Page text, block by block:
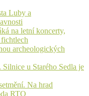
Luby a
na letní koncerty,
archeologických
u Starého Sedla je
Na hrad
RTO